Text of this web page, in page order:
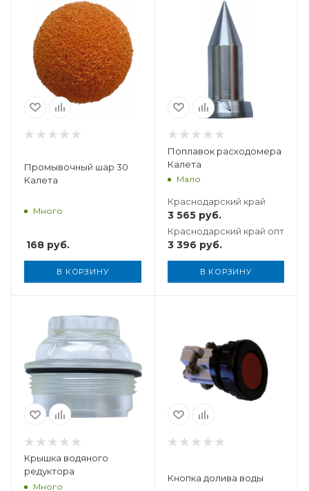
Промывочный шар 30
Калета
Много
168 руб.
В КОРЗИНУ
Вес, кг
0,101
Поплавок расходомера
Калета
Мало
Краснодарский край
3 565руб.
Краснодарский край опт
3 396 руб.
В КОРЗИНУ
Крышка водяного
редуктора
Много
Вес, кг
0,061
Кнопка долива воды